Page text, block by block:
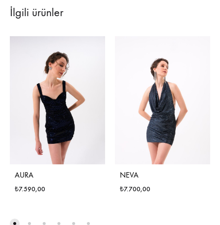
İlgili ürünler
AURA
₺7.590,00
NEVA
₺7.700,00